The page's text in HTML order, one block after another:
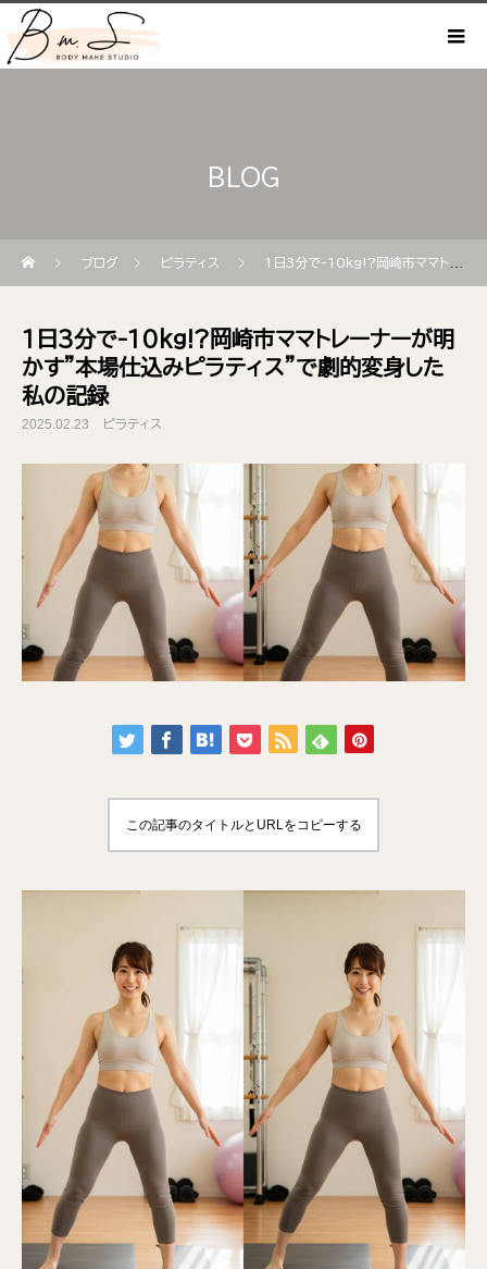
BLOG
ブログ ピラティス 1日3分で-10kg!?岡崎市ママトレーナーが明かす”本場仕込みピラティス”で劇的変身した私の記録
1日3分で-10kg!?岡崎市ママトレーナーが明
かす”本場仕込みピラティス”で劇的変身した
私の記録
2025.02.23 ピラティス
この記事のタイトルとURLをコピーする